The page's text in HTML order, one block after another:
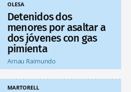
OLESA
Detenidos dos
menores por asaltar a
dos jóvenes con gas
pimienta
Arnau Raimundo
MARTORELL